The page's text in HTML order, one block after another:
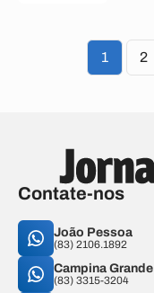
1 2
Contate-nos
João Pessoa
(83) 2106.1892
Campina Grande
(83) 3315-3204